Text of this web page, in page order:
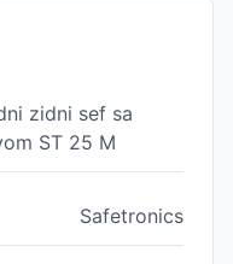
zidni sef sa
ST 25 M
Safetronics